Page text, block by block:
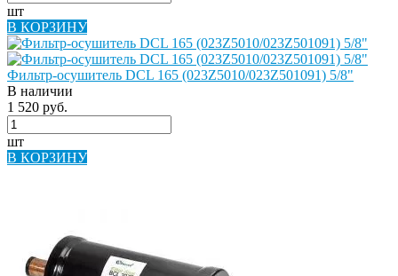
шт
В КОРЗИНУ
Фильтр-осушитель DCL 165 (023Z5010/023Z501091) 5/8"
В наличии
1 520 руб.
шт
В КОРЗИНУ